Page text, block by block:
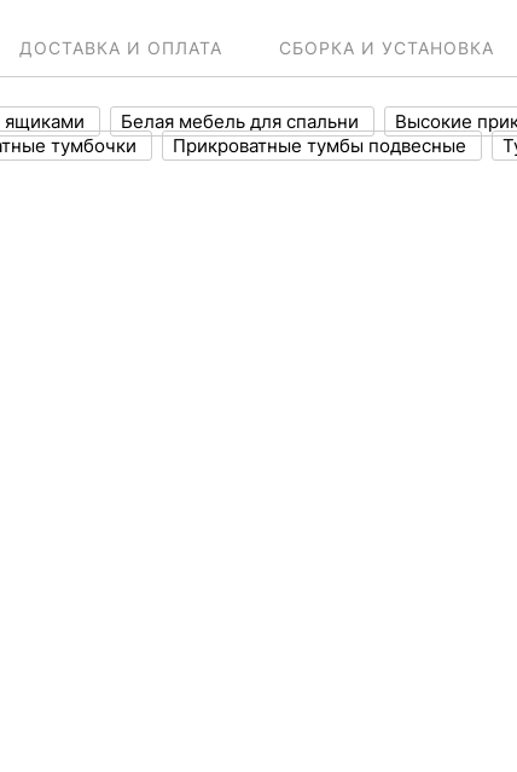
ДОСТАВКА И ОПЛАТА СБОРКА И УСТАНОВКА
ящиками Белая мебель для спальни Высокие
тумбочки Прикроватные тумбы подвесные